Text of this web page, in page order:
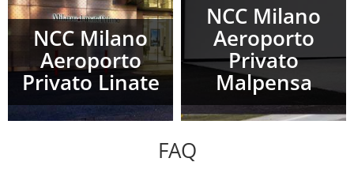
NCC Milano
Aeroporto
Privato Linate
NCC Milano
Aeroporto
Privato
Malpensa
FAQ